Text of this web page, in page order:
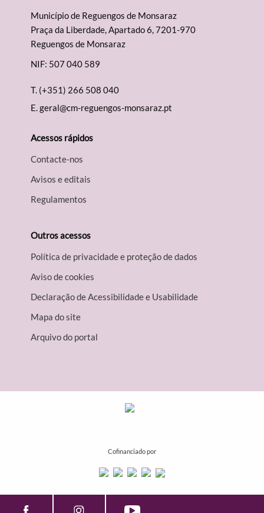
Município de Reguengos de Monsaraz
Praça da Liberdade, Apartado 6, 7201-970
Reguengos de Monsaraz
NIF: 507 040 589
T. (+351) 266 508 040
E.geral@cm-reguengos-monsaraz.pt
Acessos rápidos
Contacte-nos
Avisos e editais
Regulamentos
Outros acessos
Política de privacidade e proteção de dados
Aviso de cookies
Declaração de Acessibilidade e Usabilidade
Mapa do site
Arquivo do portal
Cofinanciado por